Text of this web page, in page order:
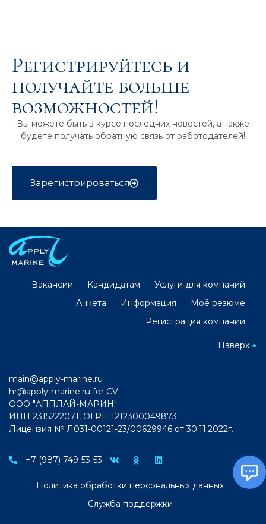
Регистрируйтесь и
получайте больше
возможностей!
Вы можете быть в курсе последних новостей, а также
будете получать обратную связь от работодателей!
Зарегистрироваться
Вакансии Кандидатам
Услуги для компаний
Анкета
Информация
Моё резюме
Регистрация компании
Наверх
main@apply-marine.ru
hr@apply-marine.ru for CV
ООО "АППЛАЙ-МАРИН"
ИНН 2315222071, ОГРН 1212300049873
Лицензия № Л031-00121-23/00629946 от 30.11.2022г.
+7 (987) 749-53-53
Политика обработки персональных данных
Служба поддержки